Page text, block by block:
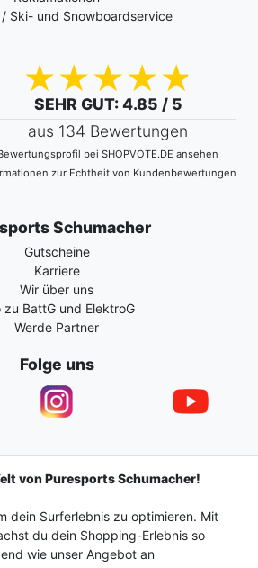
Ski- und Snowboardservice
SEHR GUT: 4.85 / 5
aus 134 Bewertungen
bei SHOPVOTE.DE ansehen
zur Echtheit von Kundenbewertungen
Schumacher
Gutscheine
Karriere
Wir über uns
zu BattG und ElektroG
Werde Partner
Folge uns
Daten­schutz­erklärung AGB
Widerrufs­recht
von Puresports Schumacher!
dein Surferlebnis zu optimieren. Mit
du dein Shopping-Erlebnis so
wie unser Angebot an